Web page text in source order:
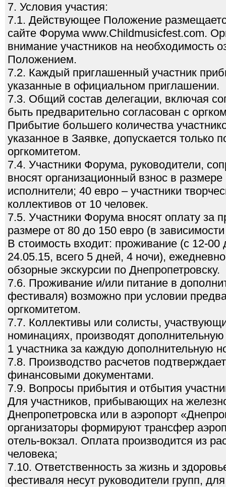
7. Условия участия:
7.1. Действующее Положение
сайте Форума www.Childmusicfest.com.
внимание участников на необходимость
Положением.
7.2. Каждый приглашенный участник
указанные в официальном приглашении.
7.3. Общий состав делегации, включая
быть предварительно согласован с
Прибытие большего количества
указанное в Заявке, допускается только
оргкомитетом.
7.4. Участники Форума, руководители,
вносят организационный взнос в
исполнители; 40 евро – участники
коллективов от 10 человек.
7.5. Участники Форума вносят оплату за
размере от 80 до 150 евро (в
В стоимость входит: проживание (с 12-00
24.05.15, всего 5 дней, 4 ночи),
обзорные экскурсии по Днепропетровску.
7.6. Проживание и/или питание в
фестиваля) возможно при условии
оргкомитетом.
7.7. Коллективы или солисты,
номинациях, производят
1 участника за каждую дополнительную
7.8. Производство расчетов
финансовыми документами.
7.9. Вопросы прибытия и отбытия
Для участников, прибывающих на
Днепропетровска или в аэропорт
организаторы формируют трансфер
отель-вокзал. Оплата производится из
человека;
7.10. Ответственность за жизнь и
фестиваля несут руководители групп,